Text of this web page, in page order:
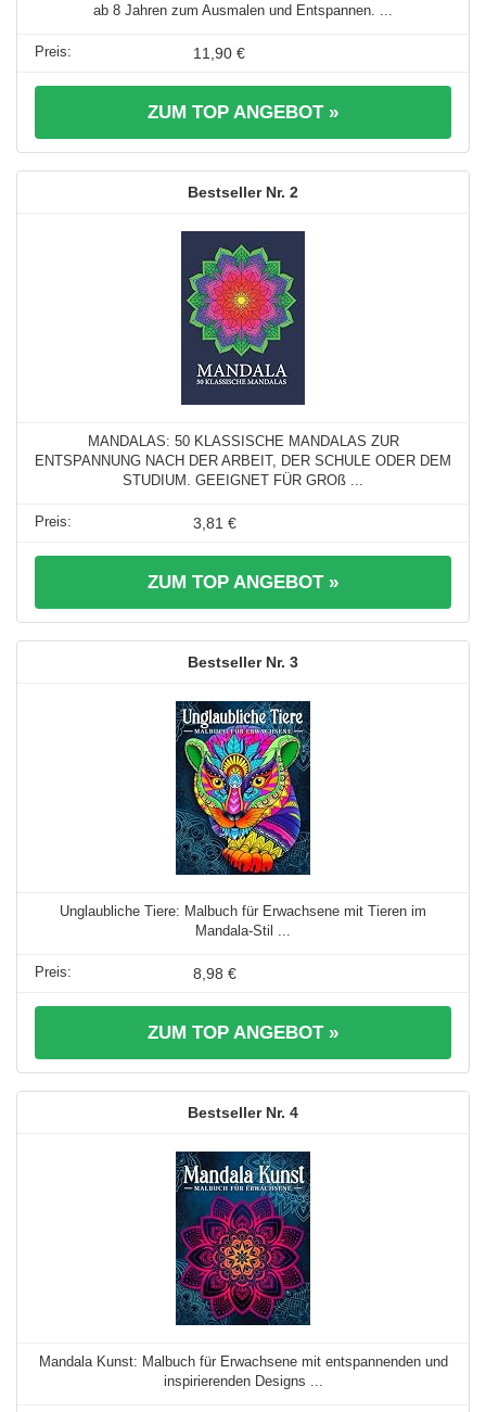
ab 8 Jahren zum Ausmalen und Entspannen. ...
11,90 €
ZUM TOP ANGEBOT »
2
MANDALAS: 50 KLASSISCHE MANDALAS ZUR
ENTSPANNUNG NACH DER ARBEIT, DER SCHULE ODER DEM
STUDIUM. GEEIGNET FÜR GROß ...
3,81 €
ZUM TOP ANGEBOT »
3
Unglaubliche Tiere: Malbuch für Erwachsene mit Tieren im
Mandala-Stil ...
8,98 €
ZUM TOP ANGEBOT »
4
Mandala Kunst: Malbuch für Erwachsene mit entspannenden und
inspirierenden Designs ...